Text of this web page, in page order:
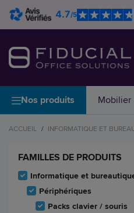
4.7/5
Nos produits Mobilier
ACCUEIL / INFORMATIQUE ET
FAMILLES DE PRODUITS
Informatique et
Périphériques
Packs clavier / souris